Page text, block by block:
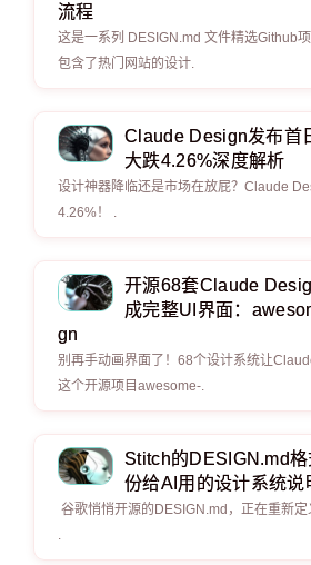
流程
这是一系列 DESIGN.md 文件精选Github
包含了热门网站的设计.
Claude Design发布首
大跌4.26%深度解析
设计神器降临还是市场在放屁？Claude
4.26%！ .
开源68套Claude
成完整UI界面：
gn
别再手动画界面了！68个设计系统让
这个开源项目awesome-.
Stitch的DESIGN.md
份给AI用的设计系统说
谷歌悄悄开源的DESIGN.md，正在重新定
.